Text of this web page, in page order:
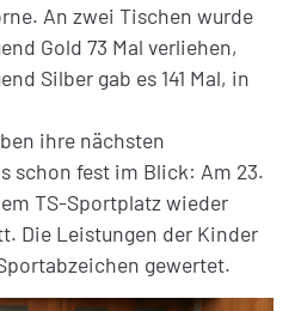
An zwei Tischen wurde
Gold 73 Mal verliehen,
Silber gab es 141 Mal, in
ihre nächsten
schon fest im Blick: Am 23.
TS-Sportplatz wieder
Die Leistungen der Kinder
gewertet.